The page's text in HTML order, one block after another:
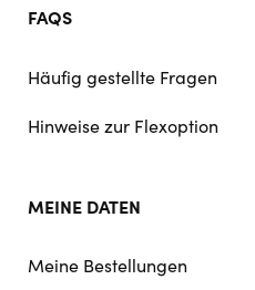
FAQS
Häufig gestellte Fragen
Hinweise zur Flexoption
MEINE DATEN
Meine Bestellungen